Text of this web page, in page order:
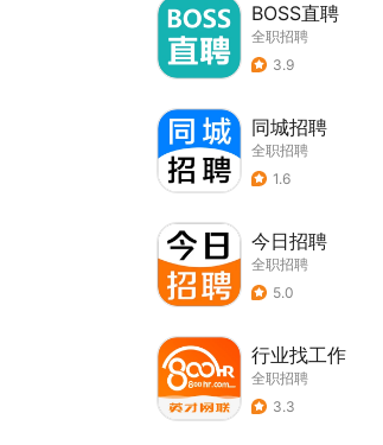
BOSS直聘
全职招聘
3.9
同城招聘
全职招聘
1.6
今日招聘
全职招聘
5.0
行业找工作
全职招聘
3.3